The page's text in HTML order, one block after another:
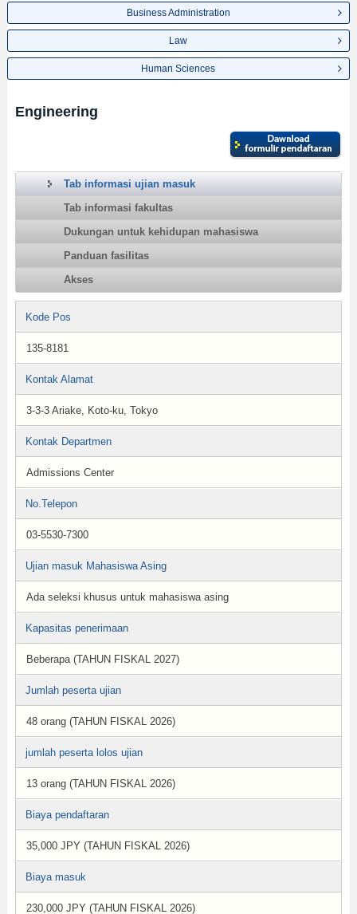
Business Administration
Law
Human Sciences
Engineering
Tab informasi ujian masuk
Tab informasi fakultas
Dukungan untuk kehidupan mahasiswa
Panduan fasilitas
Akses
Kode Pos
135-8181
Kontak Alamat
3-3-3 Ariake, Koto-ku, Tokyo
Kontak Departmen
Admissions Center
No.Telepon
03-5530-7300
Ujian masuk Mahasiswa Asing
Ada seleksi khusus untuk mahasiswa asing
Kapasitas penerimaan
Beberapa (TAHUN FISKAL 2027)
Jumlah peserta ujian
48 orang (TAHUN FISKAL 2026)
jumlah peserta lolos ujian
13 orang (TAHUN FISKAL 2026)
Biaya pendaftaran
35,000 JPY (TAHUN FISKAL 2026)
Biaya masuk
230,000 JPY (TAHUN FISKAL 2026)